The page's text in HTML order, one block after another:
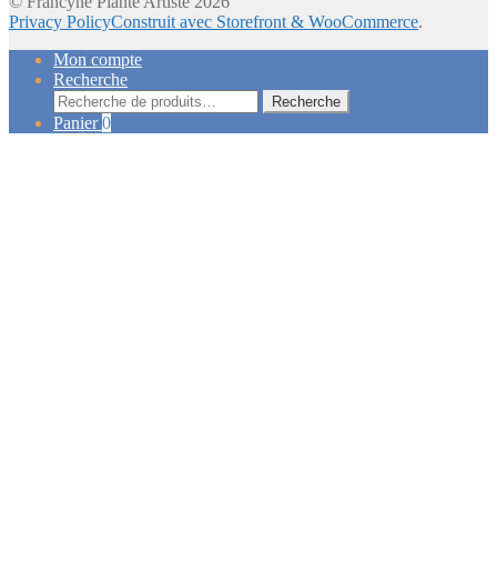
Privacy PolicyConstruit avec Storefront & WooCommerce.
Mon compte
Recherche
Recherche
pour :
Recherche
Panier0